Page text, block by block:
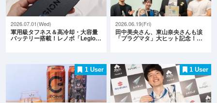
2026.07.01(Wed)
軍用級タフネス＆高冷却・大容量
バッテリー搭載！レノボ「Legio…
2026.06.19(Fri)
田中美央さん、東山奈央さんも涙
「プラグマタ」大ヒット記念！…
1 User 1 User